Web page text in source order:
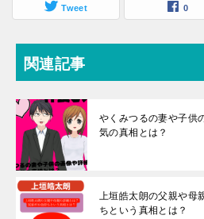
Tweet 0
関連記事
やくみつるの妻や子供
気の真相とは？
上垣皓太朗の父親や母
ちという真相とは？